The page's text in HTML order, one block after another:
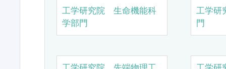
工学研究院 生命機能科
学部門
工学研
門